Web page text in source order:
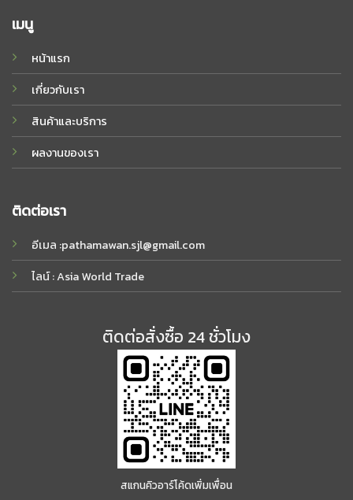
เมนู
หน้าแรก
เกี่ยวกับเรา
สินค้าและบริการ
ผลงานของเรา
ติดต่อเรา
อีเมล :pathamawan.sjl@gmail.com
ไลน์ : Asia World Trade
ติดต่อสั่งซื้อ 24 ชั่วโมง
สแกนคิวอาร์โค้ดเพิ่มเพื่อน